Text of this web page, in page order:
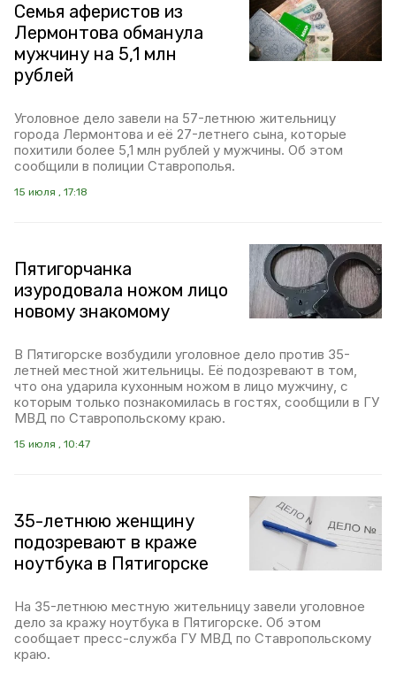
Семья аферистов из
Лермонтова обманула
мужчину на 5,1 млн
рублей
Уголовное дело завели на 57-летнюю жительницу
города Лермонтова и её 27-летнего сына, которые
похитили более 5,1 млн рублей у мужчины. Об этом
сообщили в полиции Ставрополья.
15 июля , 17:18
Пятигорчанка
изуродовала ножом лицо
новому знакомому
В Пятигорске возбудили уголовное дело против 35-
летней местной жительницы. Её подозревают в том,
что она ударила кухонным ножом в лицо мужчину, с
которым только познакомилась в гостях, сообщили в ГУ
МВД по Ставропольскому краю.
15 июля , 10:47
35-летнюю женщину
подозревают в краже
ноутбука в Пятигорске
На 35-летнюю местную жительницу завели уголовное
дело за кражу ноутбука в Пятигорске. Об этом
сообщает пресс-служба ГУ МВД по Ставропольскому
краю.